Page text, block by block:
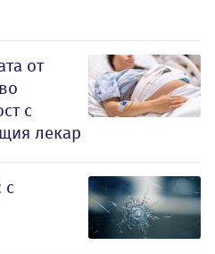
от
с
лекар
с